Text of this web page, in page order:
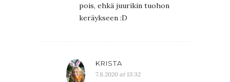
pois, ehkä juurikin tuohon
keräykseen :D
KRISTA
7.8.2020 at 13:32